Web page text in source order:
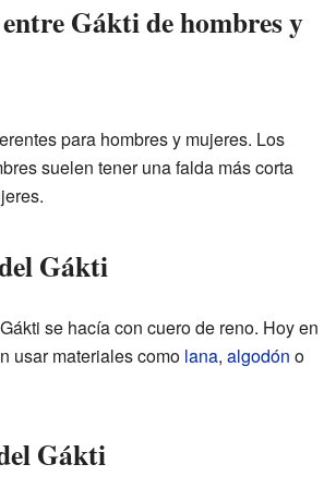
Gákti de hombres y
para hombres y mujeres. Los
suelen tener una falda más corta
Gákti
se hacía con cuero de reno. Hoy en
usar materiales como lana, algodón o
Gákti